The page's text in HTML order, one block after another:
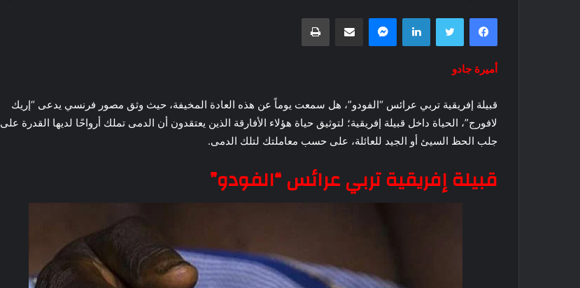
فيسبوك تويتر لينكدإن ماسنجر مشاركة عبر البريد طباعة
أميرة جادو
قبيلة إفريقية تربي عرائس “الفودو”، هل سمعت يوماً عن هذه العادة المخيفة، حيث وثق مصور فرنسي يدعى “إريك
لافورج”، الحياة داخل قبيلة إفريقية؛ لتوثيق حياة هؤلاء الأفارقة الذين يعتقدون أن الدمى تملك أرواحًا لديها القدرة على
جلب الحظ السيئ أو الجيد للعائلة، على حسب معاملتك لتلك الدمى.
قبيلة إفريقية تربي عرائس “الفودو”